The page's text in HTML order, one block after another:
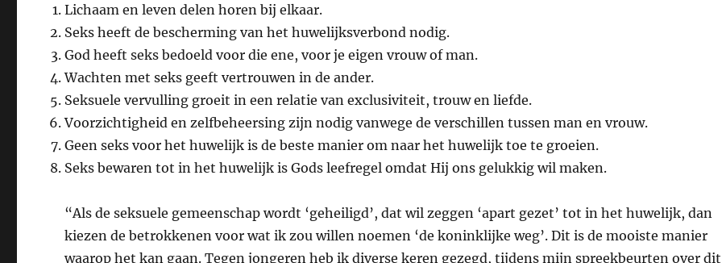
Lichaam en leven delen horen bij elkaar.
Seks heeft de bescherming van het huwelijksverbond nodig.
God heeft seks bedoeld voor die ene, voor je eigen vrouw of man.
Wachten met seks geeft vertrouwen in de ander.
Seksuele vervulling groeit in een relatie van exclusiviteit, trouw en liefde.
Voorzichtigheid en zelfbeheersing zijn nodig vanwege de verschillen tussen man en vrouw.
Geen seks voor het huwelijk is de beste manier om naar het huwelijk toe te groeien.
Seks bewaren tot in het huwelijk is Gods leefregel omdat Hij ons gelukkig wil maken.
“Als de seksuele gemeenschap wordt ‘geheiligd’, dat wil zeggen ‘apart gezet’ tot in het huwelijk, dan
kiezen de betrokkenen voor wat ik zou willen noemen ‘de koninklijke weg’. Dit is de mooiste manier
waarop het kan gaan. Tegen jongeren heb ik diverse keren gezegd, tijdens mijn spreekbeurten over dit